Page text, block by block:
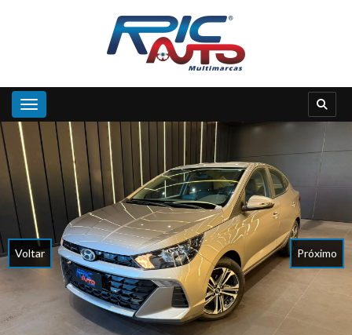
Toggle navigation
Voltar Próximo